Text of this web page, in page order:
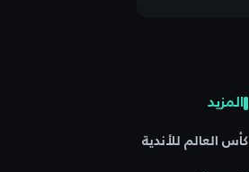
المزيد
كأس العالم للأندية